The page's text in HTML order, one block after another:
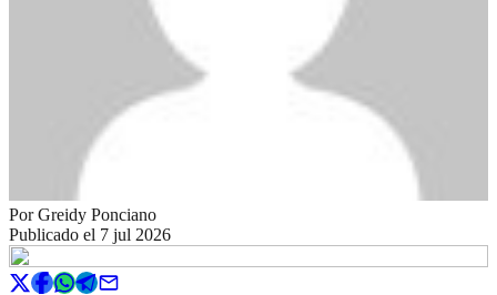
PorGreidy Ponciano
Publicado el 7 jul 2026